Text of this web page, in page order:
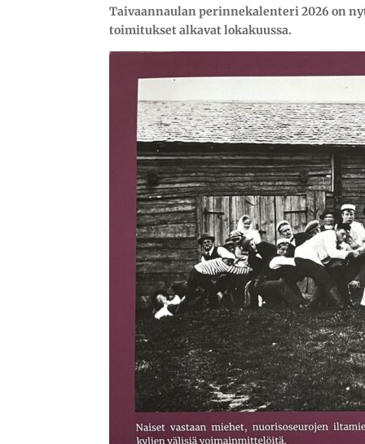
Taivaannaulan perinnekalenteri 2026 on
toimitukset alkavat lokakuussa.